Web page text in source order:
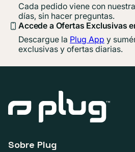
Cada pedido viene con
días, sin hacer preguntas.
Accede a Ofertas Exclusivas
Descargue la Plug App y
exclusivas y ofertas diarias.
Sobre Plug